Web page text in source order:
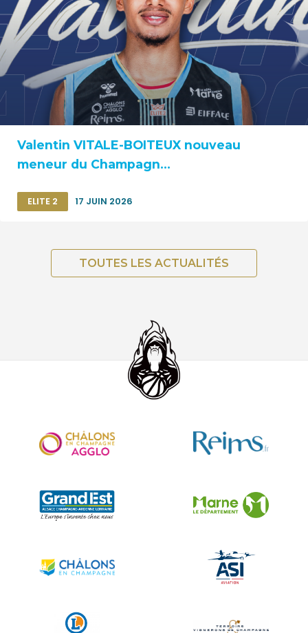
Valentin VITALE-BOITEUX nouveau
meneur du Champagn...
ELITE 2 17 JUIN 2026
TOUTES LES ACTUALITÉS